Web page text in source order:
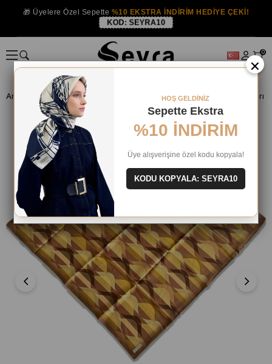
🎁 Üyelere Özel Sepette %10 EKSTRA İNDİRİM HEDİYE ÇEKİ!
KOD: SEYRA10
0
Anasayfa İPEK EŞARP Armine İpek 2024 Yaz
×
HOŞ GELDİNİZ
Sepette Ekstra
%10 İNDİRİM
Üye alışverişine özel kodu kopyala!
KODU KOPYALA: SEYRA10